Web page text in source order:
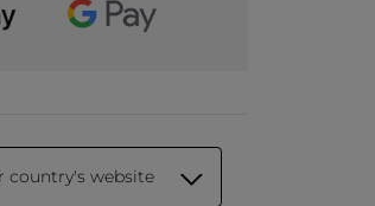
country's website